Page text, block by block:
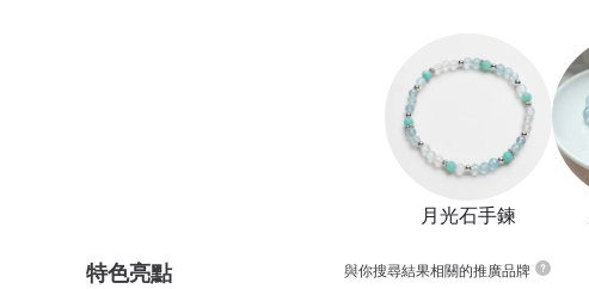
月光石手鍊
特色亮點 與你搜尋結果相關的推廣品牌